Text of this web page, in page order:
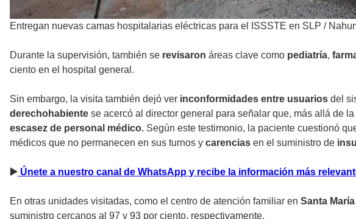
Entregan nuevas camas hospitalarias eléctricas para el ISSSTE en SLP /
Durante la supervisión, también se revisaron áreas clave como pediatría,
ciento en el hospital general.
Sin embargo, la visita también dejó ver inconformidades entre usuarios del
derechohabiente se acercó al director general para señalar que, más allá de
escasez de personal médico. Según este testimonio, la paciente cuestionó
médicos que no permanecen en sus turnos y carencias en el suministro de
▶ Únete a nuestro canal de WhatsApp y recibe la información más
En otras unidades visitadas, como el centro de atención familiar en Santa
suministro cercanos al 97 y 93 por ciento, respectivamente.